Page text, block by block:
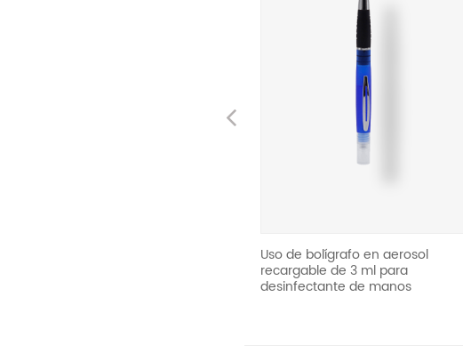
Previous
Uso de bolígrafo en aerosol
recargable de 3 ml para
desinfectante de manos